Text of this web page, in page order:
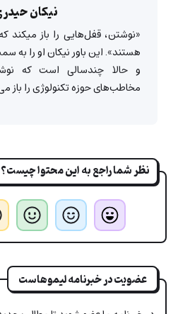
نیکان حیدری
«نوشتن، قفل‌هایی را باز میکند
هستند». این باور نیکان او را به
و حالا چندسالی است که
مخاطب‌های حوزه تکنولوژی را باز
نظر شما راجع به این محتوا چیست؟
عضویت در خبرنامه لیموهاست